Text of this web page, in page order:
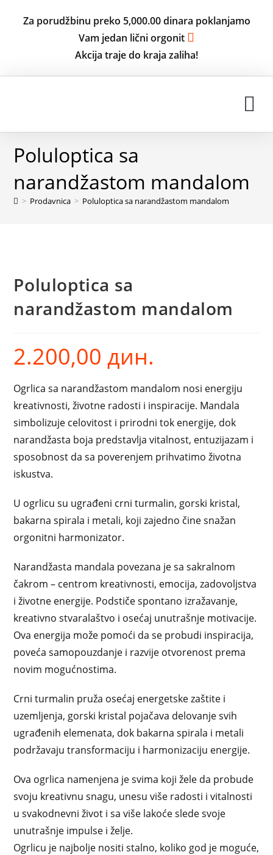
Za porudžbinu preko 5,000.00 dinara poklanjamo
Vam jedan lični orgonit
Akcija traje do kraja zaliha!
Poluloptica sa
narandžastom mandalom
> Prodavnica > Poluloptica sa narandžastom mandalom
Poluloptica sa
narandžastom mandalom
2.200,00дин.
Ogrlica sa narandžastom mandalom nosi energiju
kreativnosti, životne radosti i inspiracije. Mandala
simbolizuje celovitost i prirodni tok energije, dok
narandžasta boja predstavlja vitalnost, entuzijazam i
sposobnost da sa poverenjem prihvatimo životna
iskustva.
U ogrlicu su ugrađeni crni turmalin, gorski kristal,
bakarna spirala i metali, koji zajedno čine snažan
orgonitni harmonizator.
Narandžasta mandala povezana je sa sakralnom
čakrom – centrom kreativnosti, emocija, zadovoljstva
i životne energije. Podstiče spontano izražavanje,
kreativno stvaralaštvo i osećaj unutrašnje motivacije.
Ova energija može pomoći da se probudi inspiracija,
poveća samopouzdanje i razvije otvorenost prema
novim mogućnostima.
Crni turmalin pruža osećaj energetske zaštite i
uzemljenja, gorski kristal pojačava delovanje svih
ugrađenih elemenata, dok bakarna spirala i metali
podržavaju transformaciju i harmonizaciju energije.
Ova ogrlica namenjena je svima koji žele da probude
svoju kreativnu snagu, unesu više radosti i vitalnosti
u svakodnevni život i sa više lakoće slede svoje
unutrašnje impulse i želje.
Ogrlicu je najbolje nositi stalno, koliko god je moguće,